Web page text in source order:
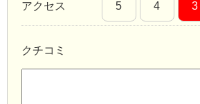
アクセス 5 4 3
クチコミ